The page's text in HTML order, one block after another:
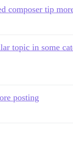
composer tip
topic in some
posting